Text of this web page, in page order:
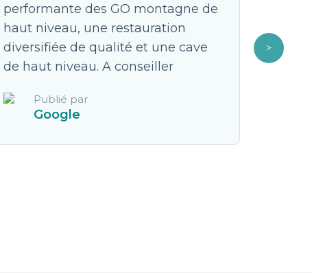
performante des GO montagne de
haut niveau, une restauration
diversifiée de qualité et une cave
de haut niveau. A conseiller
Publié par
Google
est